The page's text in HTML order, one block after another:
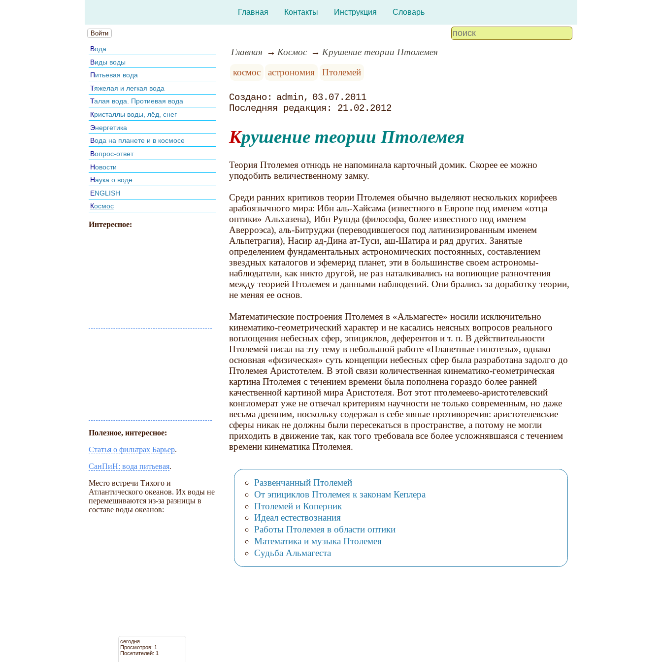
Главная Контакты Инструкция Словарь
Войти
Вода
Виды воды
Питьевая вода
Тяжелая и легкая вода
Талая вода. Протиевая вода
Кристаллы воды, лёд, снег
Энергетика
Вода на планете и в космосе
Вопрос-ответ
Новости
Наука о воде
ENGLISH
Космос
Интересное:
Полезное, интересное:
Статья о фильтрах Барьер.
СанПиН: вода питьевая.
Место встречи Тихого и
Атлантического океанов. Их воды не
перемешиваются из-за разницы в
составе воды океанов:
сегодня
Просмотров: 1
Посетителей: 1
Главная Космос
Крушение теории Птолемея
космос
астрономия Птолемей
admin
03.07.2011
21.02.2012
Крушение теории Птолемея
Теория Птолемея отнюдь не напоминала карточный домик. Скорее ее можно
уподобить величественному замку.
Среди ранних критиков теории Птолемея обычно выделяют нескольких корифеев
арабоязычного мира: Ибн аль-Хайсама (известного в Европе под именем «отца
оптики» Альхазена), Ибн Рушда (философа, более известного под именем
Аверроэса), аль-Битруджи (переводившегося под латинизированным именем
Альпетрагия), Насир ад-Дина ат-Туси, аш-Шатира и ряд других. Занятые
определением фундаментальных астрономических постоянных, составлением
звездных каталогов и эфемерид планет, эти в большинстве своем астрономы-
наблюдатели, как никто другой, не раз наталкивались на вопиющие разночтения
между теорией Птолемея и данными наблюдений. Они брались за доработку теории,
не меняя ее основ.
Математические построения Птолемея в «Альмагесте» носили исключительно
кинематико-геометрический характер и не касались неясных вопросов реального
воплощения небесных сфер, эпициклов, деферентов и т. п. В действительности
Птолемей писал на эту тему в небольшой работе «Планетные гипотезы», однако
основная «физическая» суть концепции небесных сфер была разработана задолго до
Птолемея Аристотелем. В этой связи количественная кинематико-геометрическая
картина Птолемея с течением времени была пополнена гораздо более ранней
качественной картиной мира Аристотеля. Вот этот птолемеево-аристотелевский
конгломерат уже не отвечал критериям научности не только современным, но даже
весьма древним, поскольку содержал в себе явные противоречия: аристотелевские
сферы никак не должны были пересекаться в пространстве, а потому не могли
приходить в движение так, как того требовала все более усложнявшаяся с течением
времени кинематика Птолемея.
Развенчанный Птолемей
От эпициклов Птолемея к законам Кеплера
Птолемей и Коперник
Идеал естествознания
Работы Птолемея в области оптики
Математика и музыка Птолемея
Судьба Альмагеста